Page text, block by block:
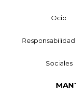
Ocio
Sociales